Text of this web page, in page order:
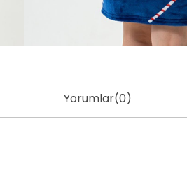
Yorumlar(0)